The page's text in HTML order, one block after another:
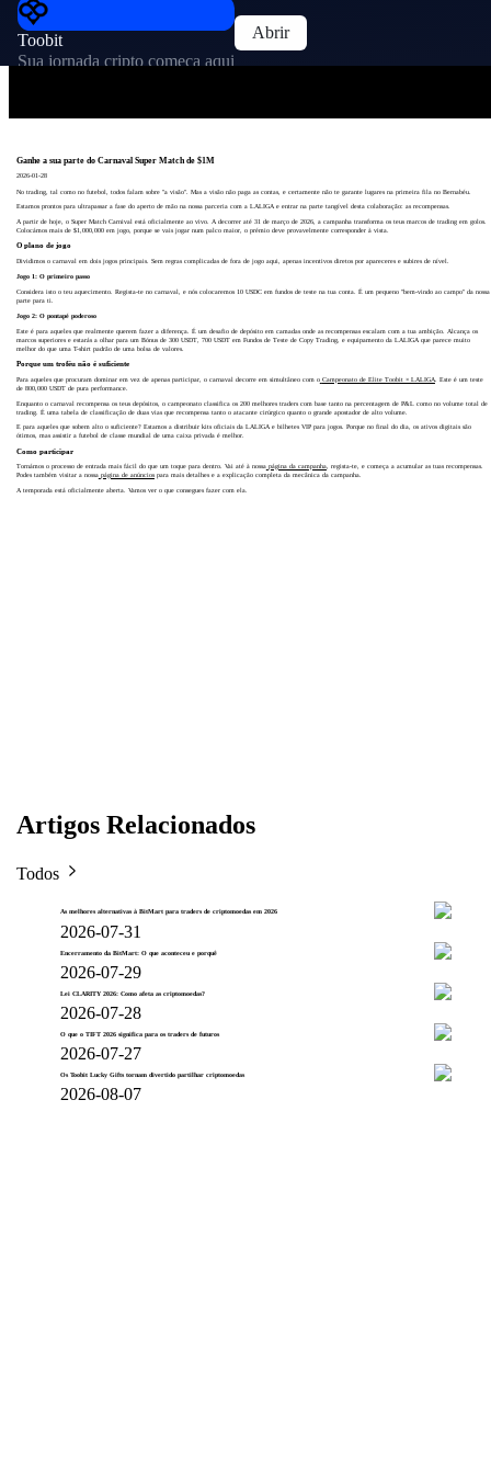
Toobit
Sua jornada cripto começa aqui
Abrir
Ganhe a sua parte do Carnaval Super Match de $1M
2026-01-28
No trading, tal como no futebol, todos falam sobre "a visão". Mas a visão não paga as contas, e certamente não te garante lugares na primeira fila no Bernabéu.
Estamos prontos para ultrapassar a fase do aperto de mão na nossa parceria com a LALIGA e entrar na parte tangível desta colaboração: as recompensas.
A partir de hoje, o Super Match Carnival está oficialmente ao vivo. A decorrer até 31 de março de 2026, a campanha transforma os teus marcos de trading em golos.
Colocámos mais de $1,000,000 em jogo, porque se vais jogar num palco maior, o prémio deve provavelmente corresponder à vista.
O plano de jogo
Dividimos o carnaval em dois jogos principais. Sem regras complicadas de fora de jogo aqui, apenas incentivos diretos por apareceres e subires de nível.
Jogo 1: O primeiro passo
Considera isto o teu aquecimento. Regista-te no carnaval, e nós colocaremos 10 USDC em fundos de teste na tua conta. É um pequeno "bem-vindo ao campo" da nossa
parte para ti.
Jogo 2: O pontapé poderoso
Este é para aqueles que realmente querem fazer a diferença. É um desafio de depósito em camadas onde as recompensas escalam com a tua ambição. Alcança os
marcos superiores e estarás a olhar para um Bónus de 300 USDT, 700 USDT em Fundos de Teste de Copy Trading, e equipamento da LALIGA que parece muito
melhor do que uma T-shirt padrão de uma bolsa de valores.
Porque um troféu não é suficiente
Para aqueles que procuram dominar em vez de apenas participar, o carnaval decorre em simultâneo com o Campeonato de Elite Toobit × LALIGA. Este é um teste
de 800,000 USDT de pura performance.
Enquanto o carnaval recompensa os teus depósitos, o campeonato classifica os 200 melhores traders com base tanto na percentagem de P&L como no volume total de
trading. É uma tabela de classificação de duas vias que recompensa tanto o atacante cirúrgico quanto o grande apostador de alto volume.
E para aqueles que sobem alto o suficiente? Estamos a distribuir kits oficiais da LALIGA e bilhetes VIP para jogos. Porque no final do dia, os ativos digitais são
ótimos, mas assistir a futebol de classe mundial de uma caixa privada é melhor.
Como participar
Tornámos o processo de entrada mais fácil do que um toque para dentro. Vai até à nossa página da campanha, regista-te, e começa a acumular as tuas recompensas.
Podes também visitar a nossa página de anúnciospara mais detalhes e a explicação completa da mecânica da campanha.
A temporada está oficialmente aberta. Vamos ver o que consegues fazer com ela.
Artigos Relacionados
Todos
As melhores alternativas à BitMart para traders de criptomoedas em 2026
2026-07-31
Encerramento da BitMart: O que aconteceu e porquê
2026-07-29
Lei CLARITY 2026: Como afeta as criptomoedas?
2026-07-28
O que o TIFT 2026 significa para os traders de futuros
2026-07-27
Os Toobit Lucky Gifts tornam divertido partilhar criptomoedas
2026-08-07